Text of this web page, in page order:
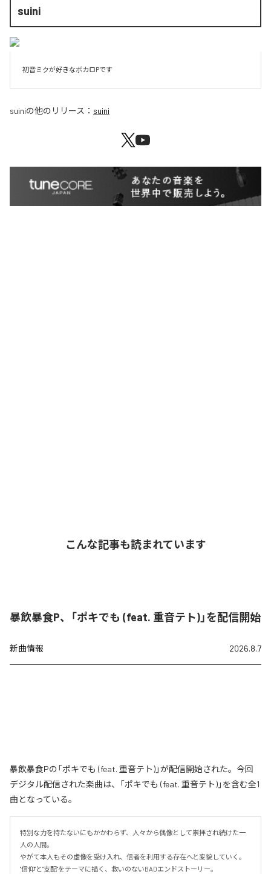
suini
初音ミクが好きなボカロPです
suiniの他のリリース： suini
こんな記事も読まれています
暴飲暴食P、「ポキでも (feat. 重音テト)」を配信開始
新曲情報 2026.8.7
暴飲暴食Pの「ポキでも (feat. 重音テト)」が配信開始された。今回
デジタル配信された楽曲は、「ポキでも (feat. 重音テト)」を含む全1
曲となっている。
特別な力を持たないにもかかわらず、人々から偶像として崇拝され続けた一
人の人間。
やがて本人もその虚像を受け入れ、信者を利用する存在へと変貌していく。
"信仰"と"支配"をテーマに描く、救いのないBADエンドストーリー。